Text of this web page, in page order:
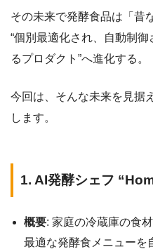
その未来で発酵食品は「昔
“個別最適化され、自動制
るプロダクト”へ進化する。
今回は、そんな未来を見据
します。
1. AI発酵シェフ
概要: 家庭の冷蔵庫の食
最適な発酵食メニューを